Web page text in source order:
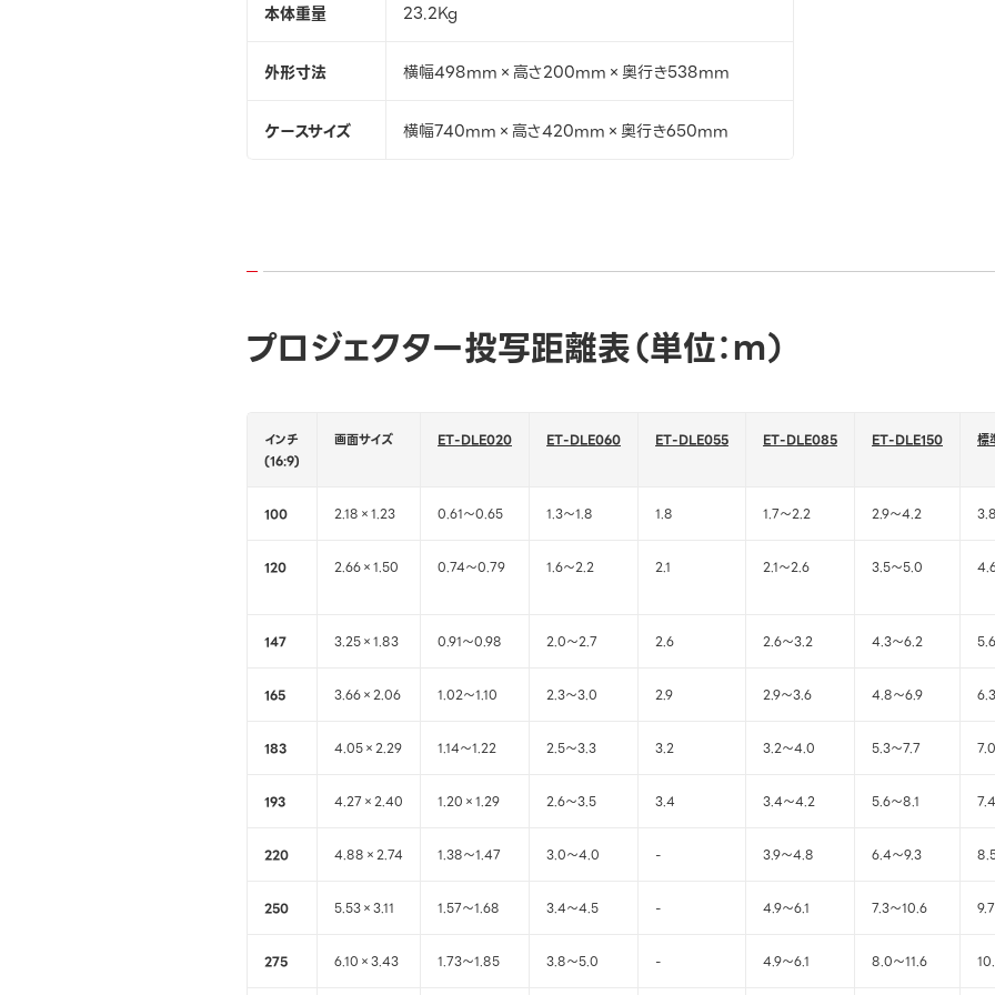
本体重量 23.2Kg
外形寸法 横幅498mm×高さ200mm×奥行き538mm
ケースサイズ 横幅740mm×高さ420mm×奥行き650mm
プロジェクター投写距離表（単位：ｍ）
インチ
(16:9)
画面サイズ ET-DLE020 ET-DLE060 ET-DLE055 ET-DLE085 ET-DLE150 標
100 2.18×1.23 0.61～0.65 1.3～1.8 1.8 1.7～2.2 2.9～4.2
120 2.66×1.50 0.74～0.79 1.6～2.2 2.1 2.1～2.6 3.5～5.0
147 3.25×1.83 0.91～0.98 2.0～2.7 2.6 2.6～3.2 4.3～6.2
165 3.66×2.06 1.02～1.10 2.3～3.0 2.9 2.9～3.6 4.8～6.9
183 4.05×2.29 1.14～1.22 2.5～3.3 3.2 3.2～4.0 5.3～7.7
193 4.27×2.40 1.20×1.29 2.6～3.5 3.4 3.4～4.2 5.6～8.1
220 4.88×2.74 1.38～1.47 3.0～4.0 - 3.9～4.8 6.4～9.3
250 5.53×3.11 1.57～1.68 3.4～4.5 - 4.9～6.1 7.3～10.6
275 6.10×3.43 1.73～1.85 3.8～5.0 - 4.9～6.1 8.0～11.6